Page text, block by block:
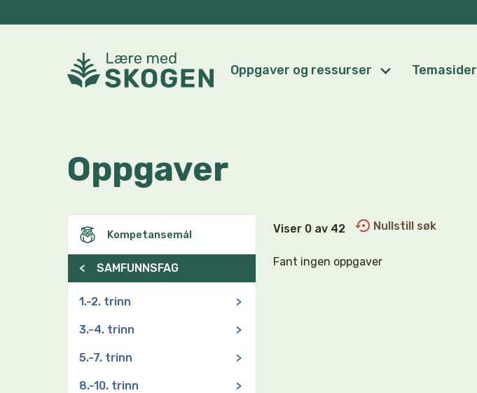
Oppgaver og ressurser Temasider
Oppgaver
Kompetansemål
< SAMFUNNSFAG
1.-2. trinn >
3.-4. trinn >
5.-7. trinn >
8.-10. trinn >
Viser 0 av 42 Nullstill søk
Fant ingen oppgaver